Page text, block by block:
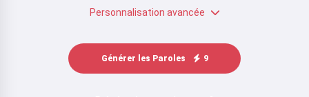
Personnalisation avancée
Générer les Paroles 9